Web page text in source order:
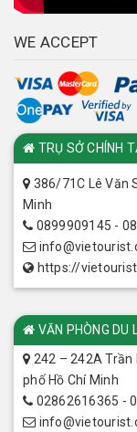
WE ACCEPT
CHI NHÁNH
TRỤ SỞ CHÍNH
386/71C Lê Văn
Minh
0899909145 -
https://
VĂN PHÒNG DU
242 – 242A Trần
phố Hồ Chí Minh
02862616365 -